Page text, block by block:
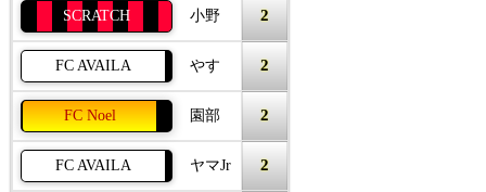
SCRATCH 小野 2
FC AVAILA やす 2
FC Noel 園部 2
FC AVAILA ヤマJr 2